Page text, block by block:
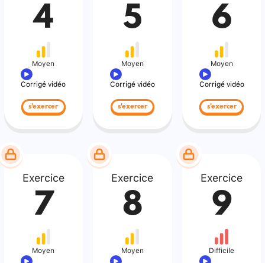
4
Moyen
Corrigé vidéo
s'exercer
5
Moyen
Corrigé vidéo
s'exercer
6
Moyen
Corrigé vidéo
s'exercer
Exercice
7
Moyen
Exercice
8
Moyen
Exercice
9
Difficile